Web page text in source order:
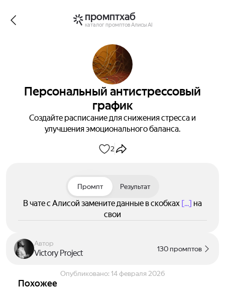
промптхаб
каталог промптов Алисы AI
Персональный антистрессовый
график
Создайте расписание для снижения стресса и
улучшения эмоционального баланса.
2
Промпт Результат
В чате с Алисой замените данные в скобках [...] на
свои
Автор
Victory Project 130 промптов
Опубликовано: 14 февраля 2026
Похожее